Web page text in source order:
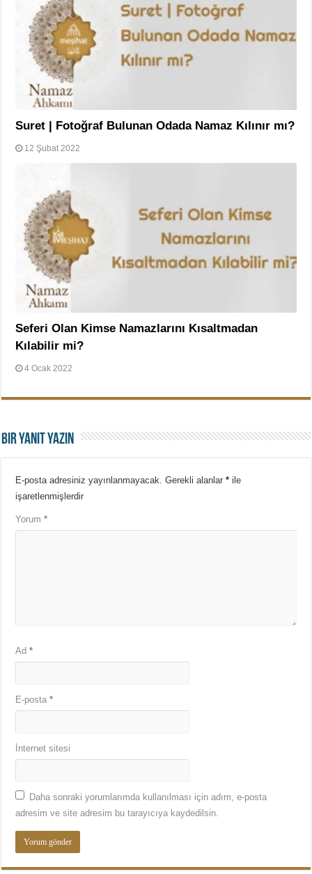
Suret | Fotoğraf Bulunan Odada Namaz Kılınır mı?
12 Şubat 2022
Seferi Olan Kimse Namazlarını Kısaltmadan
Kılabilir mi?
4 Ocak 2022
Bir yanıt yazın
E-posta adresiniz yayınlanmayacak. Gerekli alanlar* ile
işaretlenmişlerdir
Yorum*
Ad*
E-posta*
İnternet sitesi
Daha sonraki yorumlarımda kullanılması için adım, e-posta
adresim ve site adresim bu tarayıcıya kaydedilsin.